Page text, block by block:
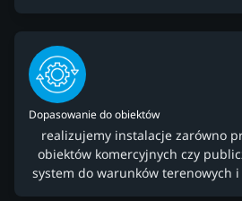
Dopasowanie do obiektów
realizujemy instalacje zarówno
obiektów komercyjnych czy
system do warunków terenowych